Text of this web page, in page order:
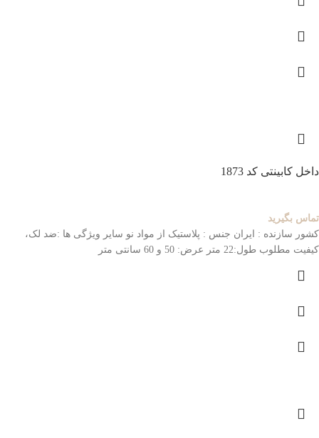
داخل کابینتی کد 1873
تماس بگیرید
کشور سازنده : ایران جنس : پلاستیک از مواد نو سایر ویژگی ها :ضد لک،
کیفیت مطلوب طول:22 متر عرض: 50 و 60 سانتی متر